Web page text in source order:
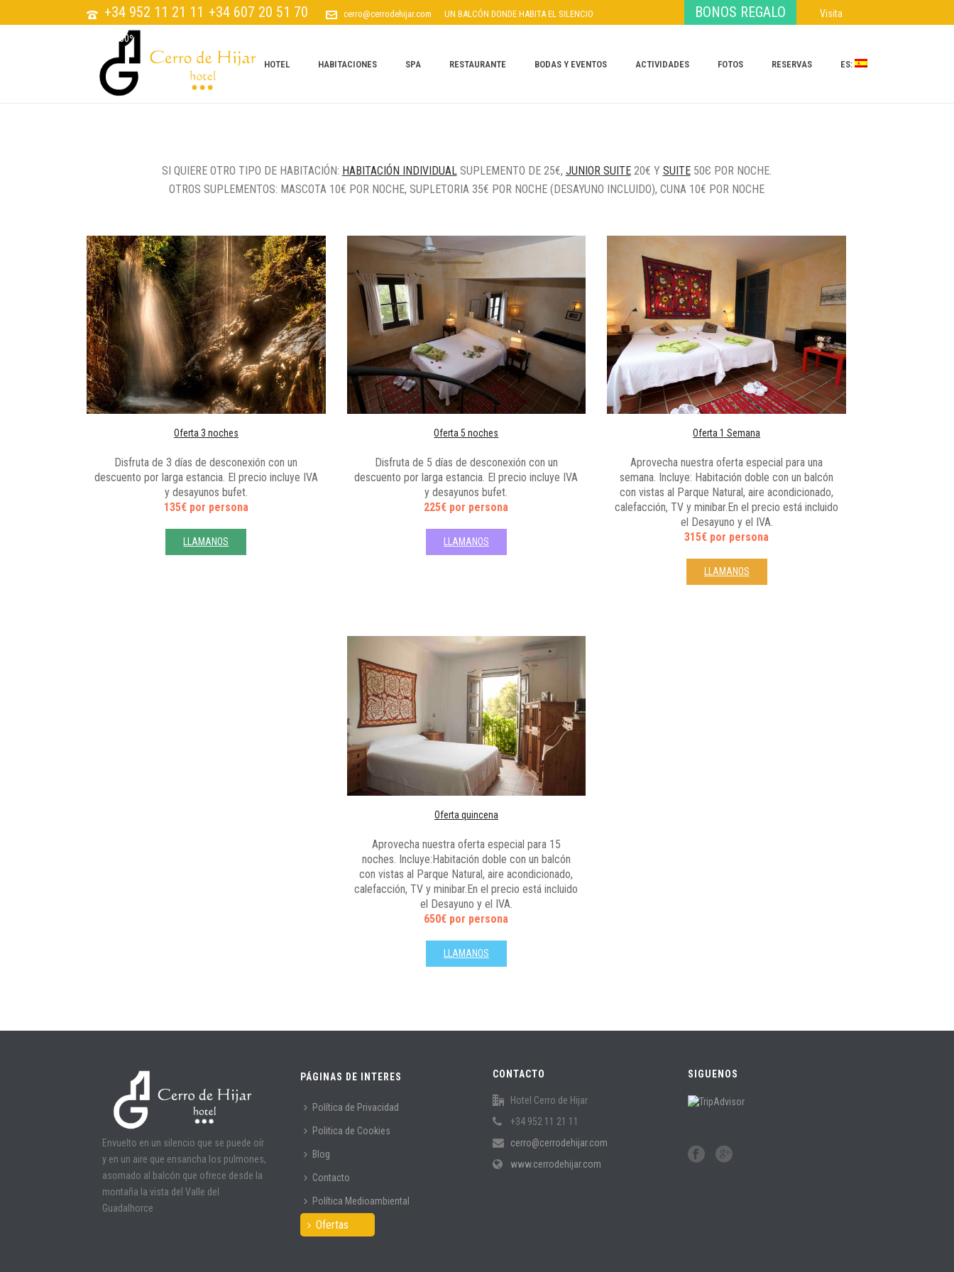
+34 952 11 21 11 +34 607 20 51 70 cerro@cerrodehijar.com UN BALCÓN DONDE HABITA EL SILENCIO BONOS REGALO Visita
Virtual 360º
HOTEL HABITACIONES SPA RESTAURANTE BODAS Y EVENTOS ACTIVIDADES FOTOS RESERVAS ES:
SI QUIERE OTRO TIPO DE HABITACIÓN: HABITACIÓN INDIVIDUALSUPLEMENTO DE 25€, JUNIOR SUITE20€ Y SUITE50Є POR NOCHE.
OTROS SUPLEMENTOS: MASCOTA 10€ POR NOCHE, SUPLETORIA 35€ POR NOCHE (DESAYUNO INCLUIDO), CUNA 10€ POR NOCHE
Oferta 3 noches
Disfruta de 3 días de desconexión con un
descuento por larga estancia. El precio incluye IVA
y desayunos bufet.
135€ por persona
LLAMANOS
Oferta 5 noches
Disfruta de 5 días de desconexión con un
descuento por larga estancia. El precio incluye IVA
y desayunos bufet.
225€ por persona
LLAMANOS
Oferta 1 Semana
Aprovecha nuestra oferta especial para una
semana. Incluye: Habitación doble con un balcón
con vistas al Parque Natural, aire acondicionado,
calefacción, TV y minibar.En el precio está incluido
el Desayuno y el IVA.
315€ por persona
LLAMANOS
Oferta quincena
Aprovecha nuestra oferta especial para 15
noches. Incluye:Habitación doble con un balcón
con vistas al Parque Natural, aire acondicionado,
calefacción, TV y minibar.En el precio está incluido
el Desayuno y el IVA.
650€ por persona
LLAMANOS
Envuelto en un silencio que se puede oír
y en un aire que ensancha los pulmones,
asomado al balcón que ofrece desde la
montaña la vista del Valle del
Guadalhorce
PÁGINAS DE INTERES
Política de Privacidad
Politica de Cookies
Blog
Contacto
Política Medioambiental
Ofertas
CONTACTO
Hotel Cerro de Hijar
+34 952 11 21 11
cerro@cerrodehijar.com
www.cerrodehijar.com
SIGUENOS